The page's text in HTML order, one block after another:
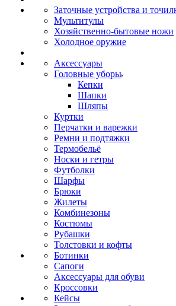
Заточные устройства и
Мультитулы
Хозяйственно-бытовые ножи
Холодное оружие
Аксессуары
Головные уборы
Кепки
Шапки
Шляпы
Куртки
Перчатки и варежки
Ремни и подтяжки
Термобельё
Носки и гетры
Футболки
Шарфы
Брюки
Жилеты
Комбинезоны
Костюмы
Рубашки
Толстовки и кофты
Ботинки
Сапоги
Аксессуары для обуви
Кроссовки
Кейсы